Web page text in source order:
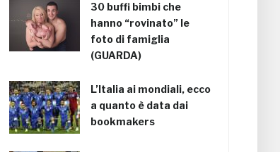
30 buffi bimbi che
hanno “rovinato” le
foto di famiglia
(GUARDA)
L’Italia ai mondiali, ecco
a quanto è data dai
bookmakers